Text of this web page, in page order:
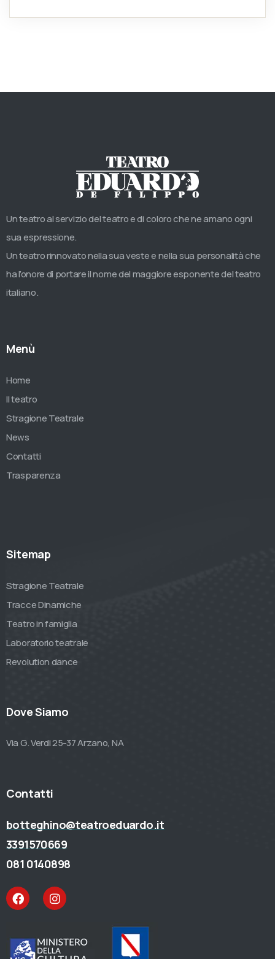
Un teatro al servizio del teatro e di coloro che ne amano ogni
sua espressione.
Un teatro rinnovato nella sua veste e nella sua personalità che
ha l’onore di portare il nome del maggiore esponente del teatro
italiano.
Menù
Home
Il teatro
Stragione Teatrale
News
Contatti
Trasparenza
Sitemap
Stragione Teatrale
Tracce Dinamiche
Teatro in famiglia
Laboratorio teatrale
Revolution dance
Dove Siamo
Via G. Verdi 25-37 Arzano, NA
Contatti
botteghino@teatroeduardo.it
3391570669
081 0140898